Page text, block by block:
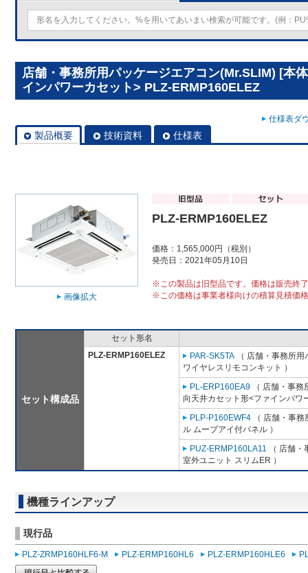
店舗・事務所用パッケージエアコン(Mr.SLIM) [本
インパワーカセット> PLZ-ERMP160ELEZ
仕様表ダ
製品概要 技術資料 仕様表
画像拡大
PLZ-ERMP160ELEZ
価格：1,565,000円（税別）
発売日：2021年05月10日
※この製品は旧型品です。価格は販売終
※この価格は事業者様向けの積算見積価
セット構成品
セット形名
PLZ-ERMP160ELEZ
PAR-SK5TA （ 店舗・事務所
ワイヤレスリモコンキット ）
PL-ERP160EA9 （ 店舗・事
向天井カセット形<ファインパワ
PLP-P160EWF4 （ 店舗・事
ル ムーブアイ付パネル ）
PUZ-ERMP160LA11 （ 店舗
室外ユニット スリムER ）
機種ラインアップ
現行品
PLZ-ZRMP160HLF6-M PLZ-ERMP160HL6 PLZ-ERMP160HLE6